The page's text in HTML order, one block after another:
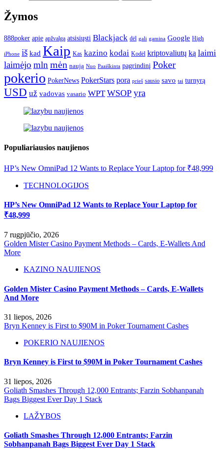
Žymos
888poker apie apžvalga atsisiųsti Blackjack dėl gali gamina Google High
iPhone iš kad Kaip Kas kazino kodai Kodėl kriptovaliutų ką laimi
laimėjo mlnmėn naują Nuo Paaiškinta pagrindinį Poker
pokerio PokerNews PokerStars pora prieš sausio savo tai turnyrą
USD už vadovas vasario WPT WSOP yra
Populiariausios naujienos
HP’s New OmniPad 12 Wants to Replace Your Laptop for ₹48,999
TECHNOLOGIJOS
HP’s New OmniPad 12 Wants to Replace Your Laptop for
₹48,999
7 rugpjūčio, 2026
Golden Mister Casino Payment Methods – Cards, E‑Wallets And
More
KAZINO NAUJIENOS
Golden Mister Casino Payment Methods – Cards, E‑Wallets
And More
31 liepos, 2026
Bryn Kenney is First to $90M in Poker Tournament Cashes
POKERIO NAUJIENOS
Bryn Kenney is First to $90M in Poker Tournament Cashes
31 liepos, 2026
Goliath Smashes Through 12,000 Entrants; Farzin Sobhanpanah
Bags Biggest Ever Day 1 Stack
LAŽYBOS
Goliath Smashes Through 12,000 Entrants; Farzin
Sobhanpanah Bags Biggest Ever Day 1 Stack